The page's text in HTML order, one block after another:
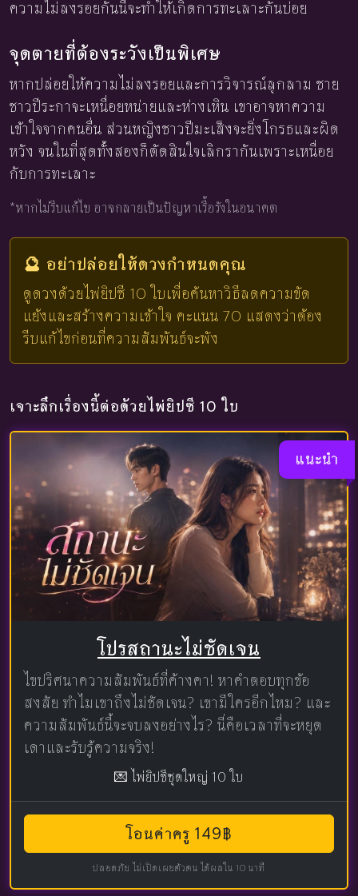
ความไม่ลงรอยกันนี้จะทำให้เกิดการทะเลาะกันบ่อย
จุดตายที่ต้องระวังเป็นพิเศษ
หากปล่อยให้ความไม่ลงรอยและการวิจารณ์ลุกลาม ชาย
ชาวปีระกาจะเหนื่อยหน่ายและห่างเหิน เขาอาจหาความ
เข้าใจจากคนอื่น ส่วนหญิงชาวปีมะเส็งจะยิ่งโกรธและผิด
หวัง จนในที่สุดทั้งสองก็ตัดสินใจเลิกรากันเพราะเหนื่อย
กับการทะเลาะ
*หากไม่รีบแก้ไข อาจกลายเป็นปัญหาเรื้อรังในอนาคต
🔮 อย่าปล่อยให้ดวงกำหนดคุณ
ดูดวงด้วยไพ่ยิปซี 10 ใบเพื่อค้นหาวิธีลดความขัด
แย้งและสร้างความเข้าใจ คะแนน 70 แสดงว่าต้อง
รีบแก้ไขก่อนที่ความสัมพันธ์จะพัง
เจาะลึกเรื่องนี้ต่อด้วยไพ่ยิปซี 10 ใบ
แนะนำ
โปรสถานะไม่ชัดเจน
ไขปริศนาความสัมพันธ์ที่ค้างคา! หาคำตอบทุกข้อ
สงสัย ทำไมเขาถึงไม่ชัดเจน? เขามีใครอีกไหม? และ
ความสัมพันธ์นี้จะจบลงอย่างไร? นี่คือเวลาที่จะหยุด
เดาและรับรู้ความจริง!
💌 ไพ่ยิปซีชุดใหญ่ 10 ใบ
โอนค่าครู 149฿
ปลอดภัย ไม่เปิดเผยตัวตน ได้ผลใน 10 นาที